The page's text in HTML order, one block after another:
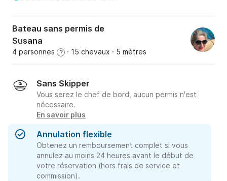
Bateau sans permis de
Susana
4 personnes ? · 15 chevaux · 5 mètres
Sans Skipper
Vous serez le chef de bord, aucun permis n'est
nécessaire.
En savoir plus
Annulation flexible
Obtenez un remboursement complet si vous
annulez au moins 24 heures avant le début de
votre réservation (hors frais de service et
commission).